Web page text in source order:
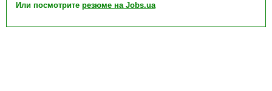
Или посмотрите резюме на Jobs.ua